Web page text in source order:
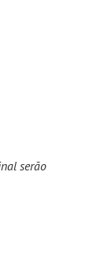
serão